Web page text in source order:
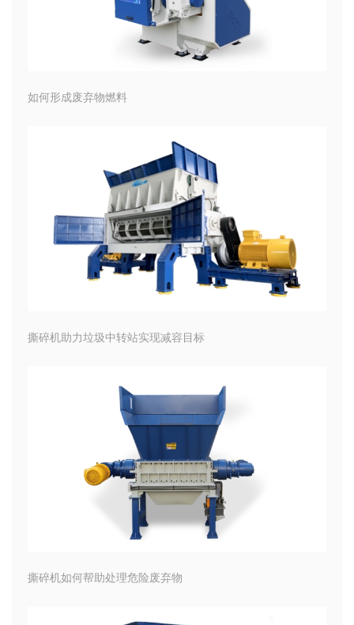
如何形成废弃物燃料
撕碎机助力垃圾中转站实现减容目标
撕碎机如何帮助处理危险废弃物